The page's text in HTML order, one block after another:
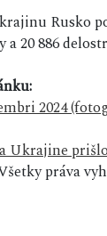
Rusko
20 886
2024
Ukrajine
práva